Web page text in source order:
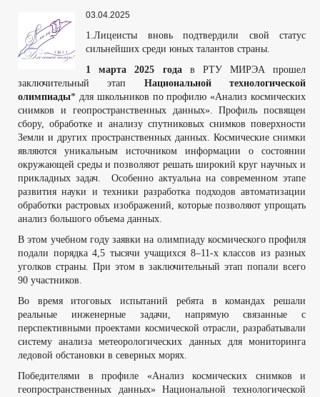
03.04.2025
1.Лицеисты вновь подтвердили свой статус
сильнейших среди юных талантов страны.
1 марта 2025 года в РТУ МИРЭА прошел
заключительный этап Национальной технологической
олимпиады* для школьников по профилю «Анализ космических
снимков и геопространственных данных». Профиль посвящен
сбору, обработке и анализу спутниковых снимков поверхности
Земли и других пространственных данных. Космические снимки
являются уникальным источником информации о состоянии
окружающей среды и позволяют решать широкий круг научных и
прикладных задач. Особенно актуальна на современном этапе
развития науки и техники разработка подходов автоматизации
обработки растровых изображений, которые позволяют упрощать
анализ большого объема данных.
В этом учебном году заявки на олимпиаду космического профиля
подали порядка 4,5 тысячи учащихся 8–11-х классов из разных
уголков страны. При этом в заключительный этап попали всего
90 участников.
Во время итоговых испытаний ребята в командах решали
реальные инженерные задачи, напрямую связанные с
перспективными проектами космической отрасли, разрабатывали
систему анализа метеорологических данных для мониторинга
ледовой обстановки в северных морях.
Победителями в профиле «Анализ космических снимков и
геопространственных данных» Национальной технологической